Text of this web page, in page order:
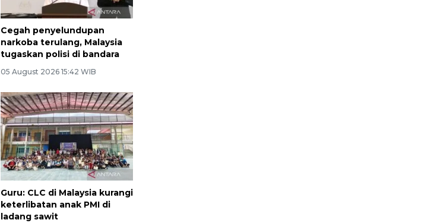
Cegah penyelundupan
narkoba terulang, Malaysia
tugaskan polisi di bandara
05 August 2026 15:42 WIB
Guru: CLC di Malaysia kurangi
keterlibatan anak PMI di
ladang sawit